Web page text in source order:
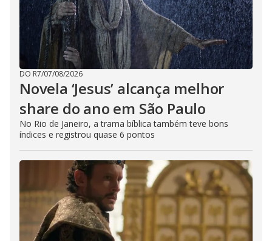
DO R7/07/08/2026
Novela ‘Jesus’ alcança melhor
share do ano em São Paulo
No Rio de Janeiro, a trama bíblica também teve bons
índices e registrou quase 6 pontos